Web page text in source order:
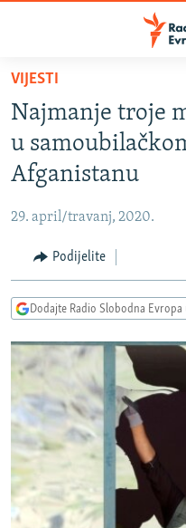
Pređite
glavni
sadržaj
Pređite
na
glavnu
navigaciju
Pređite
na
pretragu
BOSNA I HERCEGOVINA
SRBIJA
CRNA GORA
VIZUELNO
INFOGRAFIKE
RAT U UKRAJINI
KINA NA BALKANU
RSE PRIČE IZ SVIJETA
ISPRIČAJ MI
DNEVNO@RSE
SPECIJALI RSE
VIŠE OD NASLOVA
VIJESTI
Najmanje troje
u
Afganistanu
29. april/travanj, 2020.
Podijelite
Dodajte Radio Slobodna